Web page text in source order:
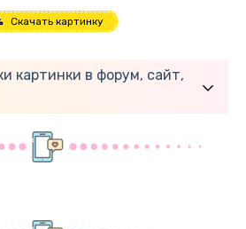
Скачать картинку
картинки в форум, сайт,